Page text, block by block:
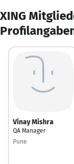
XING
Vinay Mishra
QA Manager
Pune